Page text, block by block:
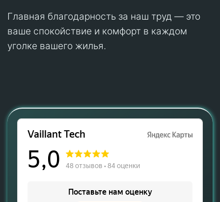
Главная благодарность за наш труд — это
ваше спокойствие и комфорт в каждом
уголке вашего жилья.